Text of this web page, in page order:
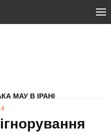
МАУ В ІРАНІ
4